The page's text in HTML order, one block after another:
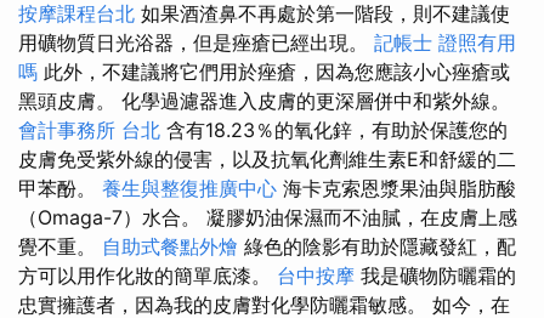
按摩課程台北 如果酒渣鼻不再處於第一階段，則不建議使
用礦物質日光浴器，但是痤瘡已經出現。 記帳士 證照有用
嗎 此外，不建議將它們用於痤瘡，因為您應該小心痤瘡或
黑頭皮膚。 化學過濾器進入皮膚的更深層併中和紫外線。
會計事務所 台北 含有18.23％的氧化鋅，有助於保護您的
皮膚免受紫外線的侵害，以及抗氧化劑維生素E和舒緩的二
甲苯酚。 養生與整復推廣中心 海卡克索恩漿果油與脂肪酸
（Omaga-7）水合。 凝膠奶油保濕而不油膩，在皮膚上感
覺不重。 自助式餐點外燴 綠色的陰影有助於隱藏發紅，配
方可以用作化妝的簡單底漆。 台中按摩 我是礦物防曬霜的
忠實擁護者，因為我的皮膚對化學防曬霜敏感。 如今，在